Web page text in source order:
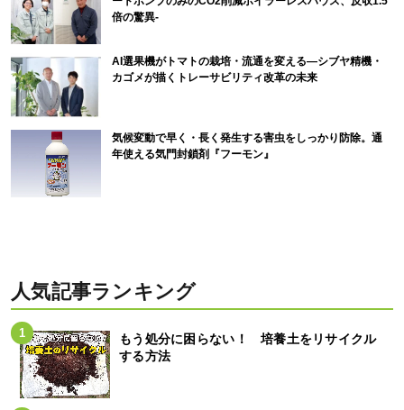
倍の驚異-
AI選果機がトマトの栽培・流通を変える―シブヤ精機・
カゴメが描くトレーサビリティ改革の未来
気候変動で早く・長く発生する害虫をしっかり防除。通
年使える気門封鎖剤『フーモン』
人気記事ランキング
もう処分に困らない！ 培養土をリサイクル
する方法